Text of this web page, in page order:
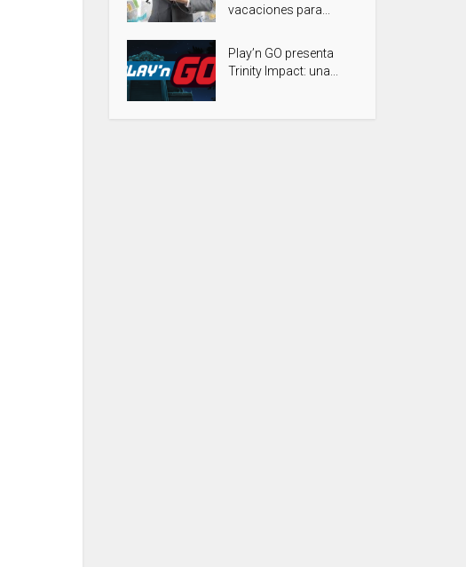
vacaciones para...
Play’n GO presenta
Trinity Impact: una...